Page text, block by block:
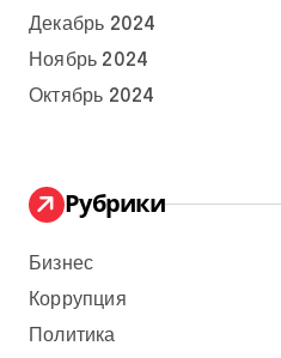
Декабрь 2024
Ноябрь 2024
Октябрь 2024
Рубрики
Бизнес
Коррупция
Политика